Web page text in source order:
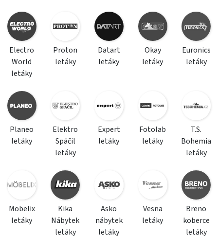
Electro
World
letáky
Proton
letáky
Datart
letáky
Okay
letáky
Euronics
letáky
Planeo
letáky
Elektro
Spáčil
letáky
Expert
letáky
Fotolab
letáky
T.S.
Bohemia
letáky
Mobelix
letáky
Kika
Nábytek
letáky
Asko
nábytek
letáky
Vesna
letáky
Breno
koberce
letáky